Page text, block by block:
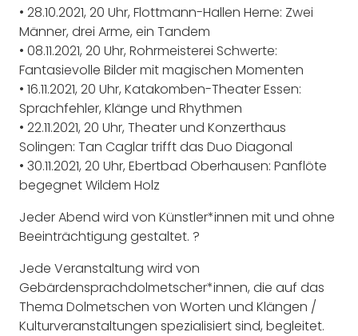
• 28.10.2021, 20 Uhr, Flottmann-Hallen Herne: Zwei
Männer, drei Arme, ein Tandem
• 08.11.2021, 20 Uhr, Rohrmeisterei Schwerte:
Fantasievolle Bilder mit magischen Momenten
• 16.11.2021, 20 Uhr, Katakomben-Theater Essen:
Sprachfehler, Klänge und Rhythmen
• 22.11.2021, 20 Uhr, Theater und Konzerthaus
Solingen: Tan Caglar trifft das Duo Diagonal
• 30.11.2021, 20 Uhr, Ebertbad Oberhausen: Panflöte
begegnet Wildem Holz
Jeder Abend wird von Künstler*innen mit und ohne
Beeinträchtigung gestaltet. ?
Jede Veranstaltung wird von
Gebärdensprachdolmetscher*innen, die auf das
Thema Dolmetschen von Worten und Klängen /
Kulturveranstaltungen spezialisiert sind, begleitet.